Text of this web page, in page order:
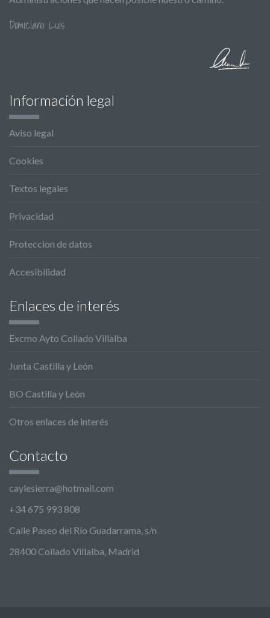
Domiciano Luis
Información legal
Aviso legal
Cookies
Textos legales
Privacidad
Proteccion de datos
Accesibilidad
Enlaces de interés
Excmo Ayto Collado Villalba
Junta Castilla y León
BO Castilla y León
Otros enlaces de interés
Contacto
caylesierra@hotmail.com
+34 675 993 808
Calle Paseo del Río Guadarrama, s/n
28400 Collado Villalba, Madrid